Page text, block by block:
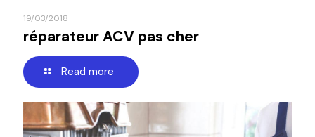
19/03/2018
réparateur ACV pas cher
Read more